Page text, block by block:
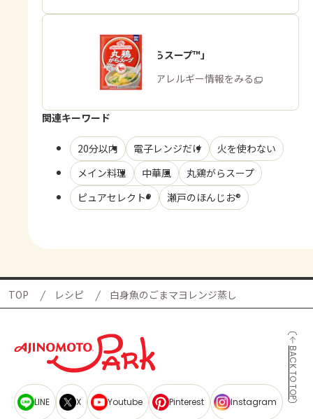
「丸鶏がらスープ™」
商品・アレルギー情報をみる
関連キーワード
20分以内 電子レンジだけ
火を使わない
メイン料理
中華風
丸鶏がらスープ
ピュアセレクト®
瀬戸のほんじお®
TOP レシピ 白身魚のごまマヨレンジ蒸し
BACK TO TOP
LINE X Youtube Pinterest Instagram